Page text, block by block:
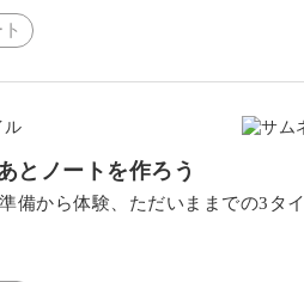
とノートを作ろう
備から体験、ただいままでの3タ